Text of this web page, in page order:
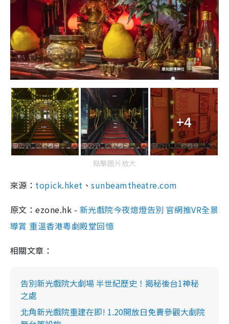
+4
點擊圖片放大
來源： topick.hket 、sunbeamtheatre.com
原文：ezone.hk - 新光戲院今夜熄燈告別 官網推VR全景
導賞 重溫香港粵劇殿堂回憶
相關文章：
告別新光戲院大劇場 半世紀歷史！揭秘後台1神秘
之處
北角新光戲院重建在即! 1.20開放日免費參觀大劇院